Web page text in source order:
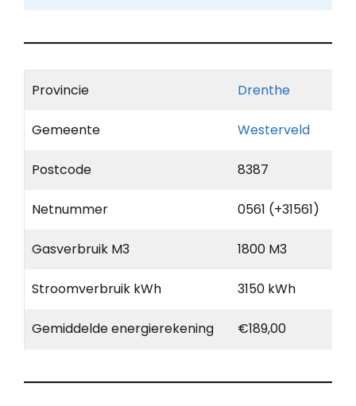
Provincie Drenthe
Gemeente Westerveld
Postcode 8387
Netnummer 0561 (+31561)
Gasverbruik M3 1800 M3
Stroomverbruik kWh 3150 kWh
Gemiddelde energierekening €189,00